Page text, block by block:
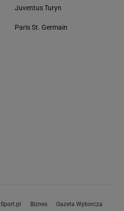
Juventus Turyn
Paris St. Germain
Sport.pl Biznes Gazeta Wyborcza